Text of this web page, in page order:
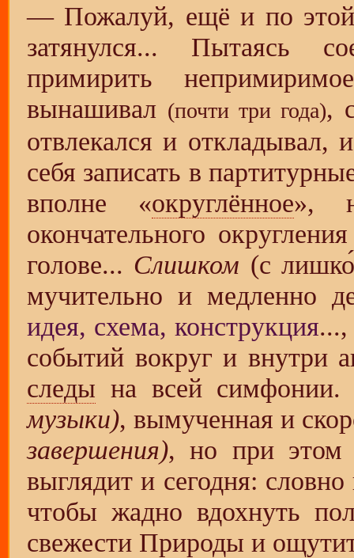
— Пожалуй, ещё и по
затянулся... Пытаясь
примирить
вынашивал (почти три года),
отвлекался и откладывал,
себя записать в
вполне «округлённое»,
окончательного
голове... Слишком (с
мучительно и медленно
идея, схема, конструкция
событий вокруг и внутри
следы на всей
музыки), вымученная и
завершения), но при этом
выглядит и сегодня:
чтобы жадно вдохнуть
свежести Природы и